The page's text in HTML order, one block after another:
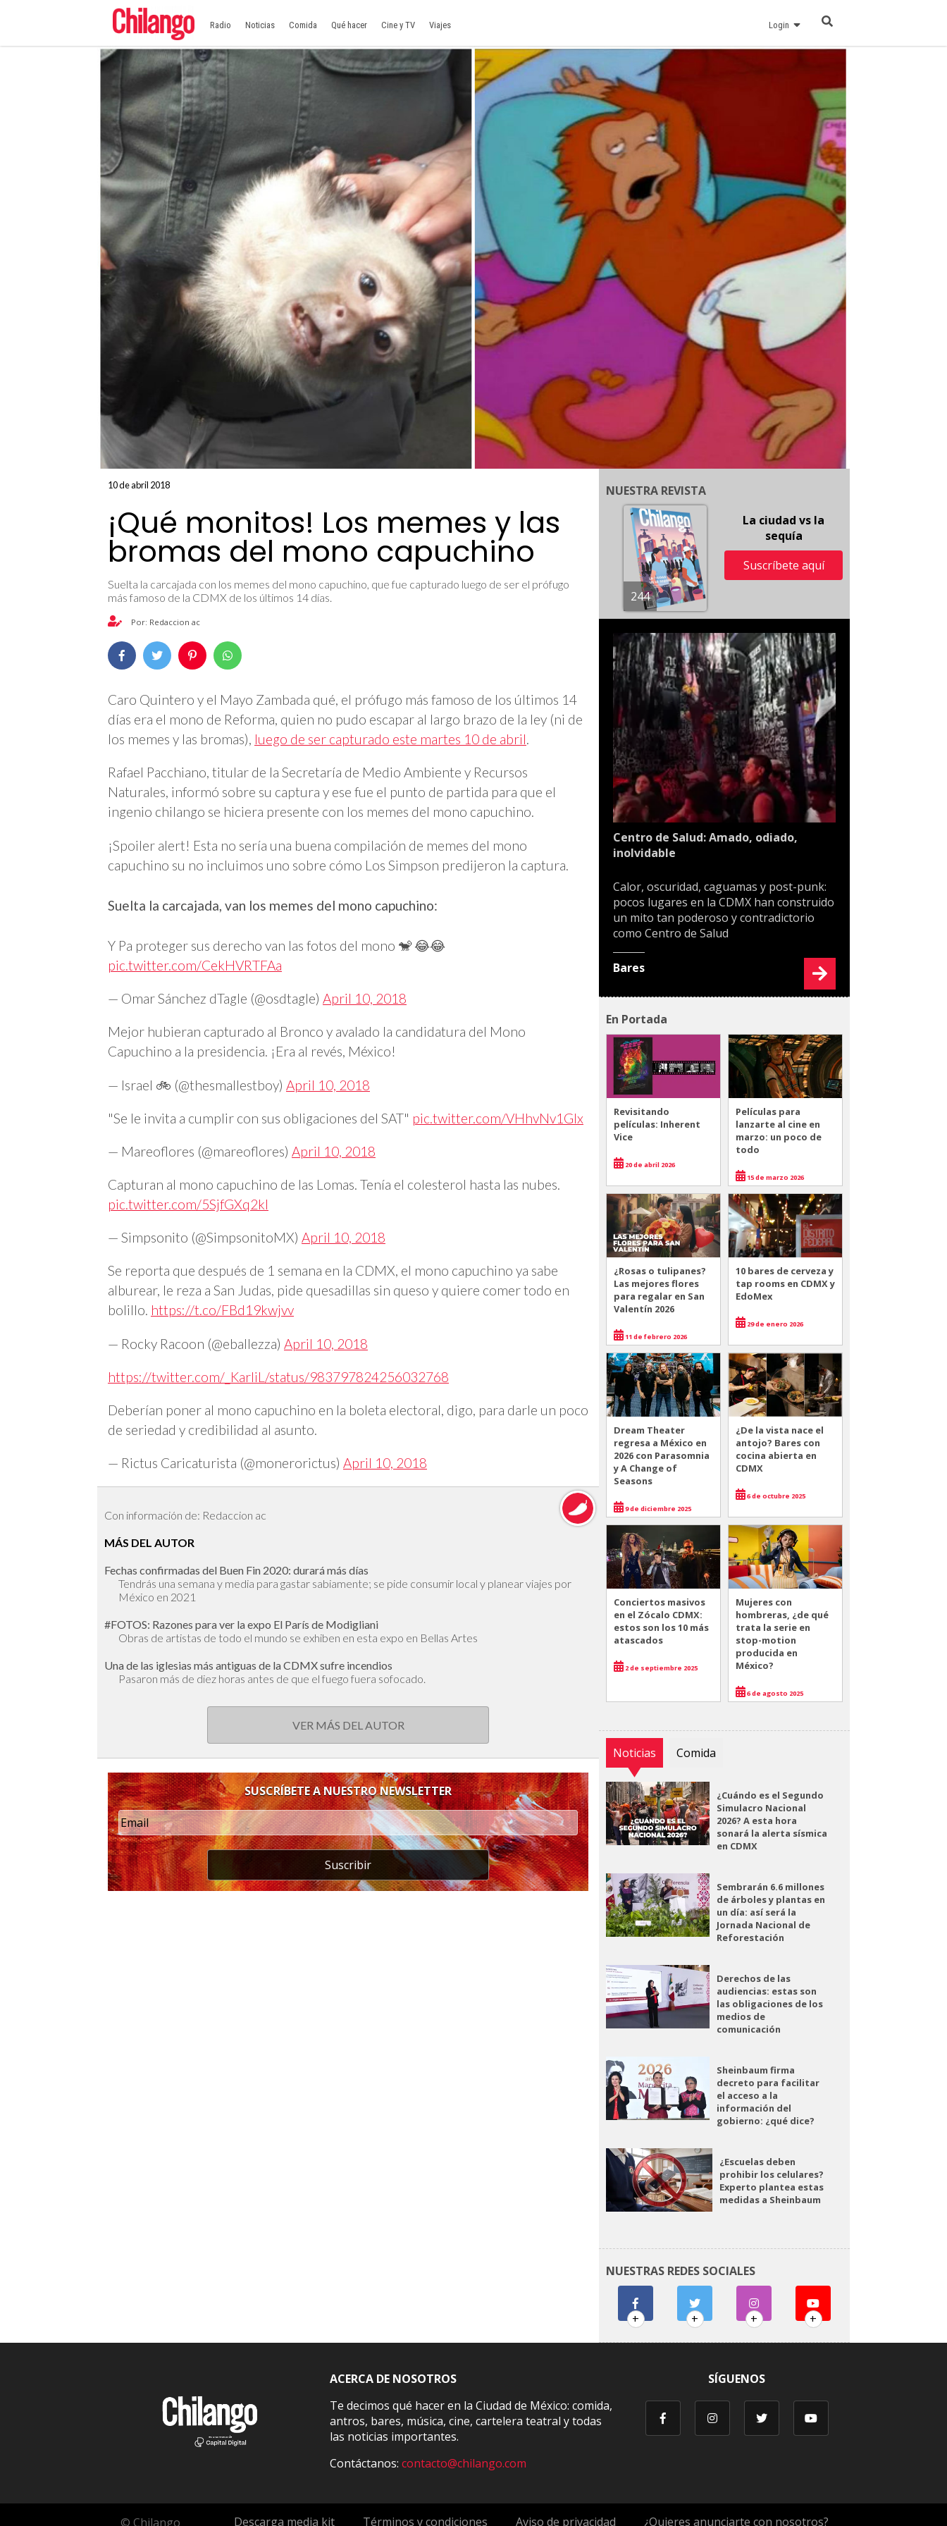
Radio Noticias Comida Qué hacer Cine y TV Viajes Login
10 de abril 2018
¡Qué monitos! Los memes y las
bromas del mono capuchino
Suelta la carcajada con los memes del mono capuchino, que fue capturado luego de ser el prófugo
más famoso de la CDMX de los últimos 14 días.
Por: Redaccion ac
Caro Quintero y el Mayo Zambada qué, el prófugo más famoso de los últimos 14
días era el mono de Reforma, quien no pudo escapar al largo brazo de la ley (ni de
los memes y las bromas), luego de ser capturado este martes 10 de abril.
Rafael Pacchiano, titular de la Secretaría de Medio Ambiente y Recursos
Naturales, informó sobre su captura y ese fue el punto de partida para que el
ingenio chilango se hiciera presente con los memes del mono capuchino.
¡Spoiler alert! Esta no sería una buena compilación de memes del mono
capuchino su no incluimos uno sobre cómo Los Simpson predijeron la captura.
Suelta la carcajada, van los memes del mono capuchino:
Y Pa proteger sus derecho van las fotos del mono 🐒 😂😂
pic.twitter.com/CekHVRTFAa
— Omar Sánchez dTagle (@osdtagle) April 10, 2018
Mejor hubieran capturado al Bronco y avalado la candidatura del Mono
Capuchino a la presidencia. ¡Era al revés, México!
— Israel 🚲 (@thesmallestboy) April 10, 2018
"Se le invita a cumplir con sus obligaciones del SAT" pic.twitter.com/VHhvNv1Glx
— Mareoflores (@mareoflores) April 10, 2018
Capturan al mono capuchino de las Lomas. Tenía el colesterol hasta las nubes.
pic.twitter.com/5SjfGXq2kI
— Simpsonito (@SimpsonitoMX) April 10, 2018
Se reporta que después de 1 semana en la CDMX, el mono capuchino ya sabe
alburear, le reza a San Judas, pide quesadillas sin queso y quiere comer todo en
bolillo. https://t.co/FBd19kwjvv
— Rocky Racoon (@eballezza) April 10, 2018
https://twitter.com/_KarliL/status/983797824256032768
Deberían poner al mono capuchino en la boleta electoral, digo, para darle un poco
de seriedad y credibilidad al asunto.
— Rictus Caricaturista (@monerorictus) April 10, 2018
Con información de: Redaccion ac
MÁS DEL AUTOR
Fechas confirmadas del Buen Fin 2020: durará más días
Tendrás una semana y media para gastar sabiamente; se pide consumir local y planear viajes por
México en 2021
#FOTOS: Razones para ver la expo El París de Modigliani
Obras de artistas de todo el mundo se exhiben en esta expo en Bellas Artes
Una de las iglesias más antiguas de la CDMX sufre incendios
Pasaron más de diez horas antes de que el fuego fuera sofocado.
VER MÁS DEL AUTOR
SUSCRÍBETE A NUESTRO NEWSLETTER
Suscribir
NUESTRA REVISTA
244
La ciudad vs la
sequía
Suscríbete aquí
Centro de Salud: Amado, odiado,
inolvidable
Calor, oscuridad, caguamas y post-punk:
pocos lugares en la CDMX han construido
un mito tan poderoso y contradictorio
como Centro de Salud
Bares
En Portada
Revisitando
películas: Inherent
Vice
20 de abril 2026
Películas para
lanzarte al cine en
marzo: un poco de
todo
15 de marzo 2026
¿Rosas o tulipanes?
Las mejores flores
para regalar en San
Valentín 2026
11 de febrero 2026
10 bares de cerveza y
tap rooms en CDMX y
EdoMex
29 de enero 2026
Dream Theater
regresa a México en
2026 con Parasomnia
y A Change of
Seasons
9 de diciembre 2025
¿De la vista nace el
antojo? Bares con
cocina abierta en
CDMX
6 de octubre 2025
Conciertos masivos
en el Zócalo CDMX:
estos son los 10 más
atascados
2 de septiembre 2025
Mujeres con
hombreras, ¿de qué
trata la serie en
stop-motion
producida en
México?
6 de agosto 2025
Noticias Comida
¿Cuándo es el Segundo
Simulacro Nacional
2026? A esta hora
sonará la alerta sísmica
en CDMX
Sembrarán 6.6 millones
de árboles y plantas en
un día: así será la
Jornada Nacional de
Reforestación
Derechos de las
audiencias: estas son
las obligaciones de los
medios de
comunicación
Sheinbaum firma
decreto para facilitar
el acceso a la
información del
gobierno: ¿qué dice?
¿Escuelas deben
prohibir los celulares?
Experto plantea estas
medidas a Sheinbaum
NUESTRAS REDES SOCIALES
+ + + +
ACERCA DE NOSOTROS
Te decimos qué hacer en la Ciudad de México: comida,
antros, bares, música, cine, cartelera teatral y todas
las noticias importantes.
Contáctanos:contacto@chilango.com
SÍGUENOS
© Chilango Descarga media kit Términos y condiciones Aviso de privacidad ¿Quieres anunciarte con nosotros?